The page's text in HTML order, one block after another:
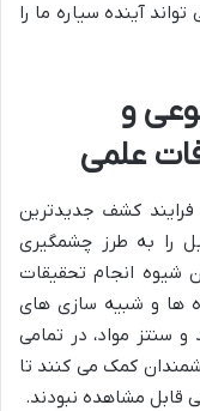
آینده سیاره ما را
و
علمی
کشف جدیدترین
را به طرز چشمگیری
شیوه انجام تحقیقات
ها و شبیه سازی های
سنتز مواد، در تمامی
کمک می کنند تا
قابل مشاهده نبودند.